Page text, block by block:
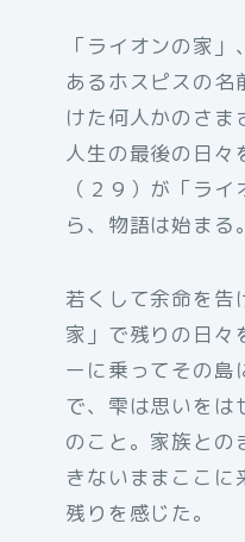
「ライオンの家
あるホスピスの名
けた何人かのさま
人生の最後の日々
（２９）が「ラ
ら、物語は始まる。
若くして余命を告
家」で残りの日々
ーに乗ってその島
で、雫は思いをは
のこと。家族との
きないままここに
残りを感じた。